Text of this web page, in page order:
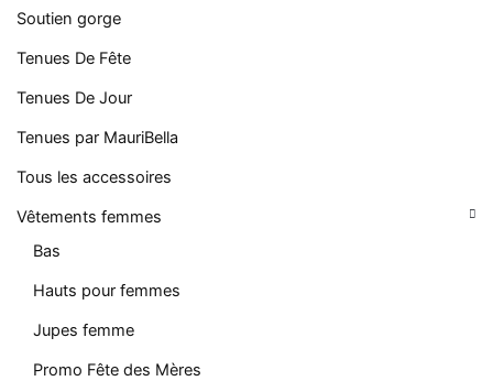
Soutien gorge
Tenues De Fête
Tenues De Jour
Tenues par MauriBella
Tous les accessoires
Vêtements femmes
Bas
Hauts pour femmes
Jupes femme
Promo Fête des Mères